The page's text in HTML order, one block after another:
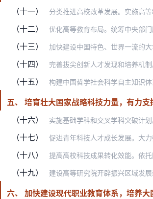
（十一）
分类推进高校改革发展。实施高等教育综合改革试点。按照研究型、应用型、技能型等基本办学定位，区分综合性、特色
（十二） 优化高等教育布局。统筹中央部门所属高校和地方高校发展。加大高水平研究型大学建设力度，加快推进地方高校应用型转
（十三） 加快建设中国特色、世界一流的大学和优势学科。围绕中国式现代化的本质要求，自主科学确定“双一流”标准，聚焦优势学
（十四） 完善拔尖创新人才发现和培养机制。着力加强创新能力培养，面向中小学生实施科学素养培育“沃土计划”；面向具有创
（十五） 构建中国哲学社会科学自主知识体系。聚焦中国式现代化建设重大理论和实践问题，以党的创新理论引领哲学社会科学知
（十六）
实施基础学科和交叉学科突破计划。强化高水平研究型大学国家基础研究主力军和重大科技突破策源地作用，提高基础研
（十七） 促进青年科技人才成长发展。大力弘扬科学家精神，营造鼓励探索、宽容失败的良好环
（十八） 提高高校科技成果转化效能。依托国家大学科技园打造高校区域技术转移转化中心，加强与各类技术转移转化平台和高新园
（十九） 建设高等研究院开辟振兴区域发展新赛道。面向中西部、东北等地区布局建设高等研究院，促进高水平高校、优势学科与重